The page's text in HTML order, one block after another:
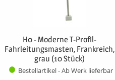
H0 - Moderne T-Profil-
Fahrleitungsmasten, Frankreich,
grau (10 Stück)
Bestellartikel - Ab Werk lieferbar